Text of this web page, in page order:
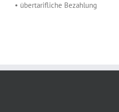
• übertarifliche Bezahlung